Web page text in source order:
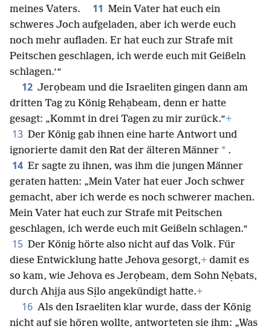
meines Vaters.
11 Mein Vater hat euch ein
schweres Joch aufgeladen, aber ich werde euch
noch mehr aufladen. Er hat euch zur Strafe mit
Peitschen geschlagen, ich werde euch mit Geißeln
schlagen.‘“
12 Jerọbeam und die Israeliten gingen dann am
dritten Tag zu König Rehạbeam, denn er hatte
gesagt: „Kommt in drei Tagen zu mir zurück.“+
13 Der König gab ihnen eine harte Antwort und
ignorierte damit den Rat der älteren Männer * .
14 Er sagte zu ihnen, was ihm die jungen Männer
geraten hatten: „Mein Vater hat euer Joch schwer
gemacht, aber ich werde es noch schwerer machen.
Mein Vater hat euch zur Strafe mit Peitschen
geschlagen, ich werde euch mit Geißeln schlagen.“
15 Der König hörte also nicht auf das Volk. Für
diese Entwicklung hatte Jehova gesorgt,+ damit es
so kam, wie Jehova es Jerọbeam, dem Sohn Nẹbats,
durch Ahịja aus Sịlo angekündigt hatte.+
16 Als den Israeliten klar wurde, dass der König
nicht auf sie hören wollte, antworteten sie ihm: „Was